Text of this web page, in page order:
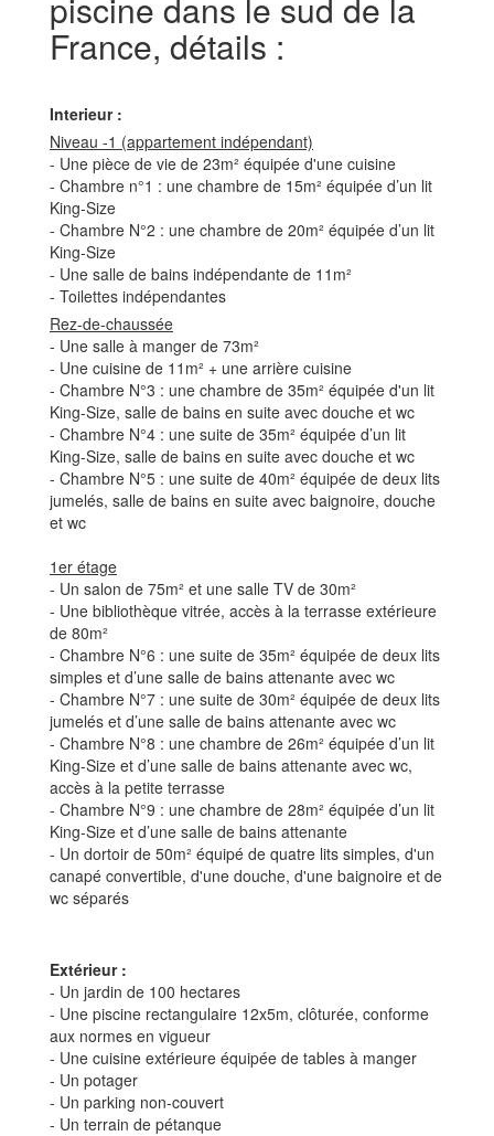
France, détails :
Interieur :
Niveau -1 (appartement indépendant)
- Une pièce de vie de 23m² équipée d'une cuisine
- Chambre n°1 : une chambre de 15m² équipée d’un lit
King-Size
- Chambre N°2 : une chambre de 20m² équipée d’un lit
King-Size
- Une salle de bains indépendante de 11m²
- Toilettes indépendantes
Rez-de-chaussée
- Une salle à manger de 73m²
- Une cuisine de 11m² + une arrière cuisine
- Chambre N°3 : une chambre de 35m² équipée d'un lit
King-Size, salle de bains en suite avec douche et wc
- Chambre N°4 : une suite de 35m² équipée d’un lit
King-Size, salle de bains en suite avec douche et wc
- Chambre N°5 : une suite de 40m² équipée de deux lits
jumelés, salle de bains en suite avec baignoire, douche
et wc
1er étage
- Un salon de 75m² et une salle TV de 30m²
- Une bibliothèque vitrée, accès à la terrasse extérieure
de 80m²
- Chambre N°6 : une suite de 35m² équipée de deux lits
simples et d’une salle de bains attenante avec wc
- Chambre N°7 : une suite de 30m² équipée de deux lits
jumelés et d’une salle de bains attenante avec wc
- Chambre N°8 : une chambre de 26m² équipée d’un lit
King-Size et d’une salle de bains attenante avec wc,
accès à la petite terrasse
- Chambre N°9 : une chambre de 28m² équipée d’un lit
King-Size et d’une salle de bains attenante
- Un dortoir de 50m² équipé de quatre lits simples, d'un
canapé convertible, d'une douche, d'une baignoire et de
wc séparés
Extérieur :
- Un jardin de 100 hectares
- Une piscine rectangulaire 12x5m, clôturée, conforme
aux normes en vigueur
- Une cuisine extérieure équipée de tables à manger
- Un potager
- Un parking non-couvert
- Un terrain de pétanque